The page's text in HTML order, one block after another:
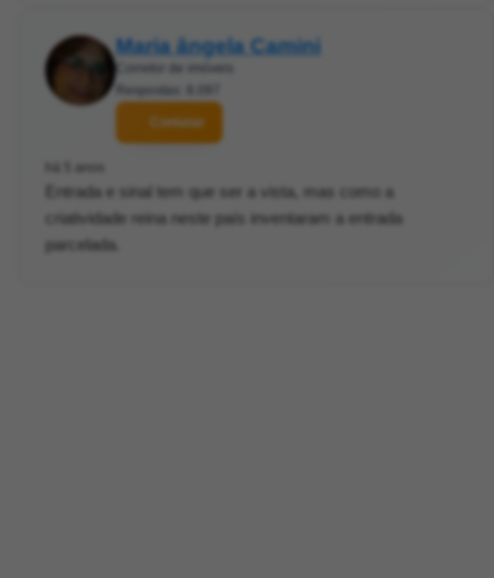
Maria ângela Camini
Corretor de imóveis
Respostas: 8.097
Contatar
há 5 anos
Entrada e sinal tem que ser a vista, mas como a
criatividade reina neste país inventaram a entrada
parcelada.